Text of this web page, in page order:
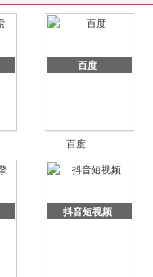
百度
百度
抖音短视频